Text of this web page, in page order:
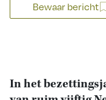
Bewaar bericht
In het